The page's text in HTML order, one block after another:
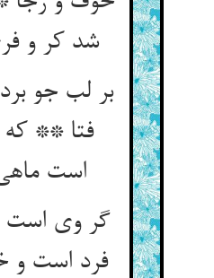
شد کر و
بر لب جو
فتا ** که
است
گر وی است
فرد است و